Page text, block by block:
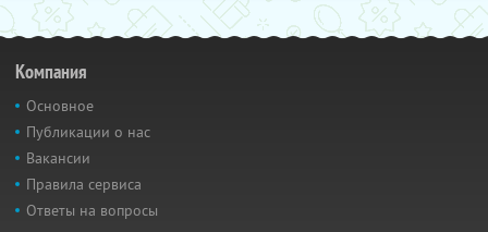
Компания
Основное
Публикации о нас
Вакансии
Правила сервиса
Ответы на вопросы